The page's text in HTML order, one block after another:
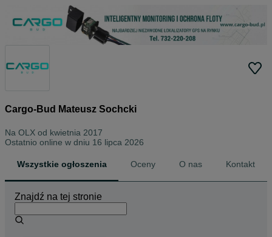
Cargo-Bud Mateusz Sochcki
Na OLX od kwietnia 2017
Ostatnio online w dniu 16 lipca 2026
Wszystkie ogłoszenia Oceny O nas Kontakt
Znajdź na tej stronie